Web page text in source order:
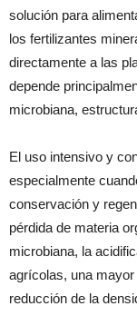
solución para
los fertilizantes
directamente a las
depende
microbiana,
El uso intensivo y
especialmente
conservación y
pérdida de materia
microbiana, la
agrícolas, una
reducción de la